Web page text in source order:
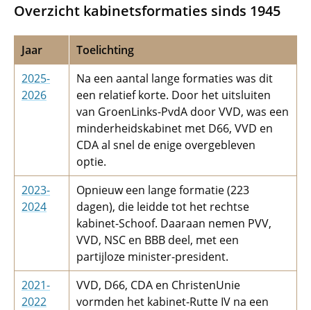
Overzicht kabinetsformaties sinds 1945
Jaar
Toelichting
2025-
2026
Na een aantal lange formaties was dit
een relatief korte. Door het uitsluiten
van GroenLinks-PvdA door VVD, was een
minderheidskabinet met D66, VVD en
CDA al snel de enige overgebleven
optie.
2023-
2024
Opnieuw een lange formatie (223
dagen), die leidde tot het rechtse
kabinet-Schoof. Daaraan nemen PVV,
VVD, NSC en BBB deel, met een
partijloze minister-president.
2021-
2022
VVD, D66, CDA en ChristenUnie
vormden het kabinet-Rutte IV na een